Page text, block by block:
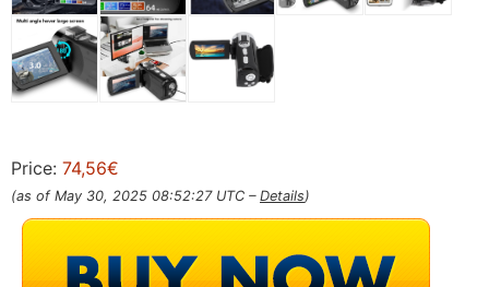
Price: 74,56€
(as of May 30, 2025 08:52:27 UTC – Details)